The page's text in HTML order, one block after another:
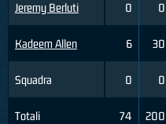
Jeremy Berluti
Kadeem Allen
Squadra
Totali
0 0
6 30
0 0
74 200